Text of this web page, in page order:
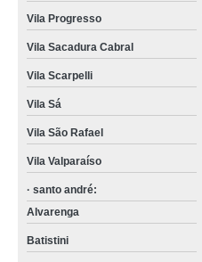
Vila Progresso
Vila Sacadura Cabral
Vila Scarpelli
Vila Sá
Vila São Rafael
Vila Valparaíso
· santo andré:
Alvarenga
Batistini